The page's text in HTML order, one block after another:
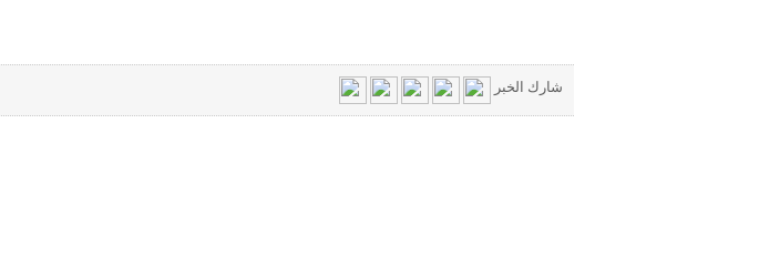
شارك الخبر